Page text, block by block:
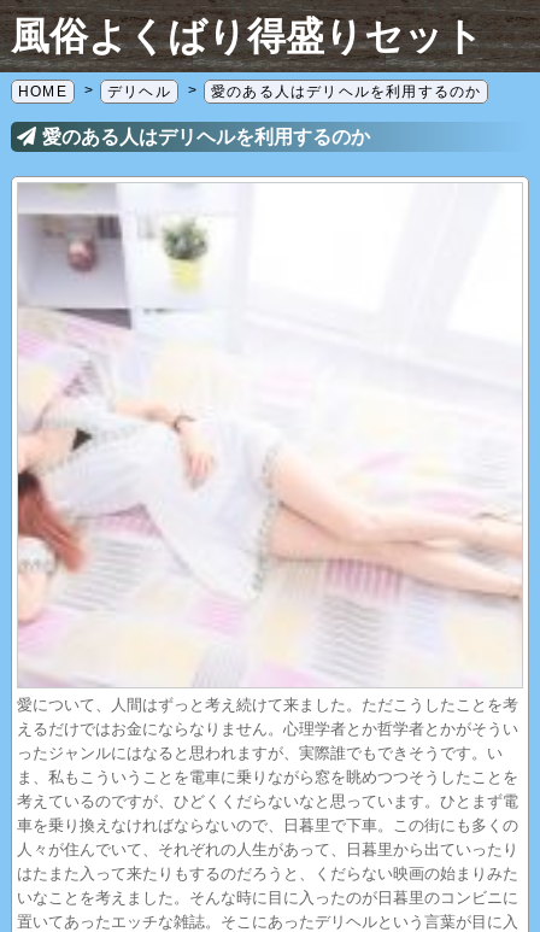
風俗よくばり得盛りセット
HOME デリヘル 愛のある人はデリヘルを利用するのか
愛のある人はデリヘルを利用するのか
愛について、人間はずっと考え続けて来ました。ただこうしたことを考
えるだけではお金にならなりません。心理学者とか哲学者とかがそうい
ったジャンルにはなると思われますが、実際誰でもできそうです。い
ま、私もこういうことを電車に乗りながら窓を眺めつつそうしたことを
考えているのですが、ひどくくだらないなと思っています。ひとまず電
車を乗り換えなければならないので、日暮里で下車。この街にも多くの
人々が住んでいて、それぞれの人生があって、日暮里から出ていったり
はたまた入って来たりもするのだろうと、くだらない映画の始まりみた
いなことを考えました。そんな時に目に入ったのが日暮里のコンビニに
置いてあったエッチな雑誌。そこにあったデリヘルという言葉が目に入